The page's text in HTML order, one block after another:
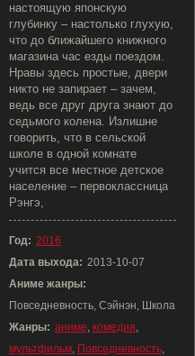
настоящую японскую
глубинку – настолько глухую,
что до ближайшего книжного
магазина час езды поездом.
Нравы здесь простые, двери
никто не запирает – зачем,
ведь все друг друга знают до
седьмого колена. Излишне
говорить, что в сельской
школе в одной комнате
учится все местное детское
население – первоклассница
Рэнгэ,
Год: 2016
Дата выхода: 2013-10-07
Аниме жанры:
Повседневность, Сэйнэн, Школа
Жанры: аниме, комедия,
мультфильм, Повседневность,